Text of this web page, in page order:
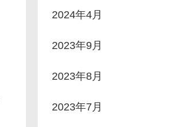
2024年4月
2023年9月
2023年8月
2023年7月